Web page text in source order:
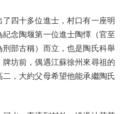
四十多位進士，村口有一座明
念陶堰第一位進士陶懌（官至
部古稱）而立，也是陶氏科舉
坊前，偶遇江蘇徐州來尋祖的
二，大約父母希望他能承繼陶氏